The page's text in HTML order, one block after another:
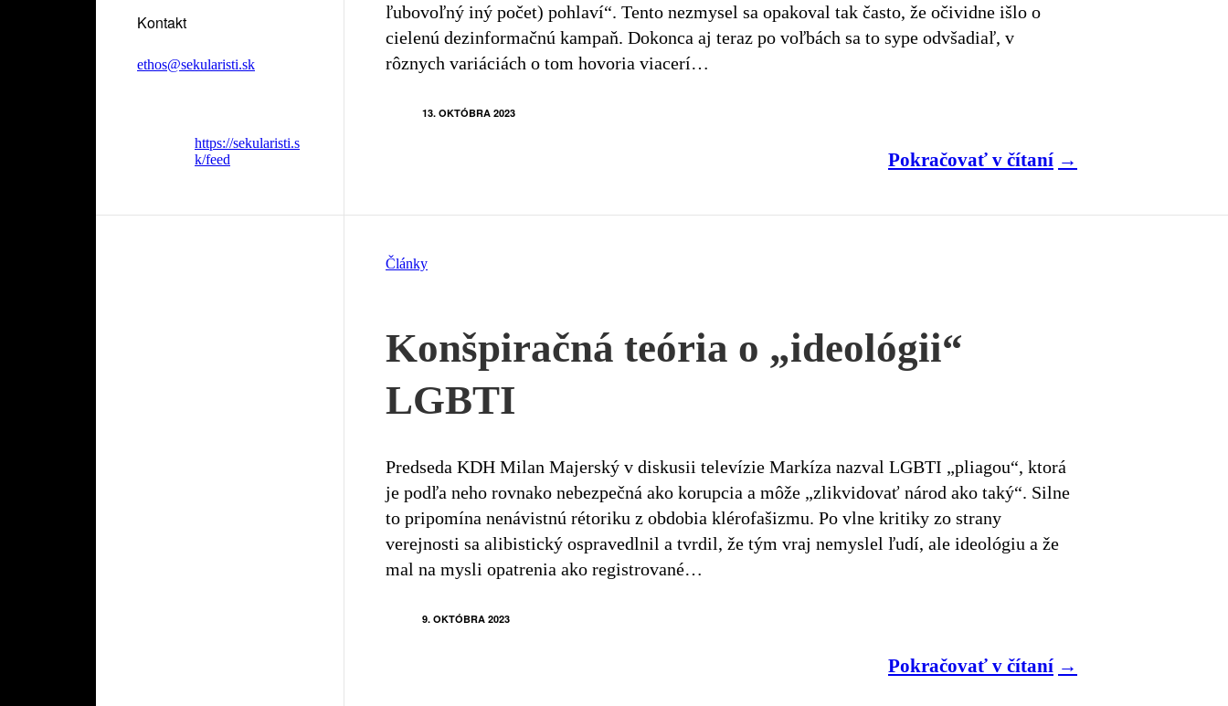
ľubovoľný iný počet) pohlaví“. Tento nezmysel sa opakoval tak často, že očividne išlo o
cielenú dezinformačnú kampaň. Dokonca aj teraz po voľbách sa to sype odvšadiaľ, v
rôznych variáciách o tom hovoria viacerí…
13. OKTÓBRA 2023
Pokračovať v čítaní
Články
Konšpiračná teória o „ideológii“
LGBTI
Predseda KDH Milan Majerský v diskusii televízie Markíza nazval LGBTI „pliagou“, ktorá
je podľa neho rovnako nebezpečná ako korupcia a môže „zlikvidovať národ ako taký“. Silne
to pripomína nenávistnú rétoriku z obdobia klérofašizmu. Po vlne kritiky zo strany
verejnosti sa alibistický ospravedlnil a tvrdil, že tým vraj nemyslel ľudí, ale ideológiu a že
mal na mysli opatrenia ako registrované…
9. OKTÓBRA 2023
Pokračovať v čítaní
Kontakt
ethos@sekularisti.sk
https://sekularisti.s
k/feed